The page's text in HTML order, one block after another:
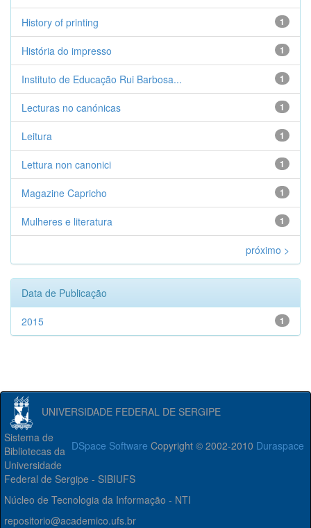
1
History of printing
1
História do impresso
1
Instituto de Educação Rui Barbosa...
1
Lecturas no canónicas
1
Leitura
1
Lettura non canonici
1
Magazine Capricho
1
Mulheres e literatura
próximo >
Data de Publicação
1
2015
UNIVERSIDADE FEDERAL DE SERGIPE
DSpace Software Copyright © 2002-2010 Duraspace
Sistema de
Bibliotecas da
Universidade
Federal de Sergipe - SIBIUFS
Núcleo de Tecnologia da Informação - NTI
repositorio@academico.ufs.br